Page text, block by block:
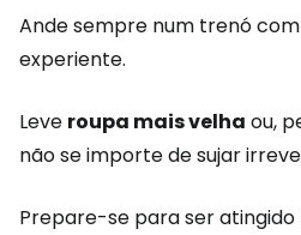
Ande sempre num trenó
experiente.
Leve roupa mais velha ou,
não se importe de sujar
Prepare-se para ser